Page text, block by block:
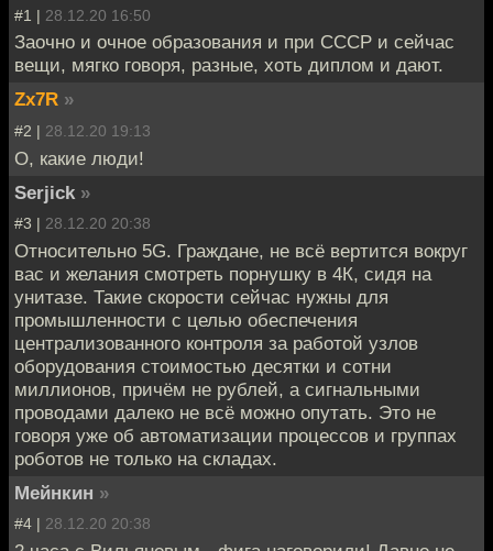
#1 | 28.12.20 16:50
Заочно и очное образования и при СССР и сейчас
вещи, мягко говоря, разные, хоть диплом и дают.
Zx7R »
#2 | 28.12.20 19:13
О, какие люди!
Serjick »
#3 | 28.12.20 20:38
Относительно 5G. Граждане, не всё вертится вокруг
вас и желания смотреть порнушку в 4К, сидя на
унитазе. Такие скорости сейчас нужны для
промышленности с целью обеспечения
централизованного контроля за работой узлов
оборудования стоимостью десятки и сотни
миллионов, причём не рублей, а сигнальными
проводами далеко не всё можно опутать. Это не
говоря уже об автоматизации процессов и группах
роботов не только на складах.
Мейнкин »
#4 | 28.12.20 20:38